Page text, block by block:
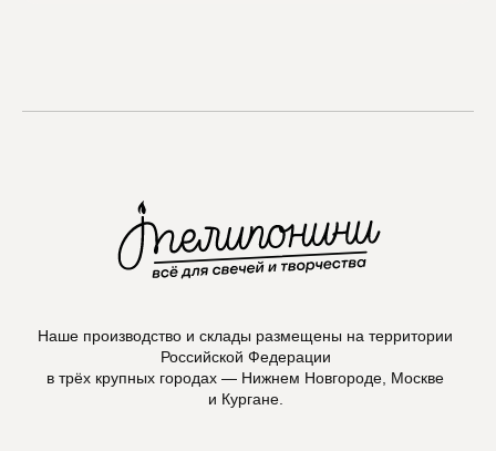
Наше производство и склады размещены на территории
Российской Федерации
в трёх крупных городах — Нижнем Новгороде, Москве
и Кургане.